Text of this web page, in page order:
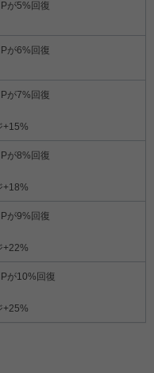
が5%回復
が6%回復
が7%回復
+15%
が8%回復
+18%
が9%回復
+22%
が10%回復
+25%